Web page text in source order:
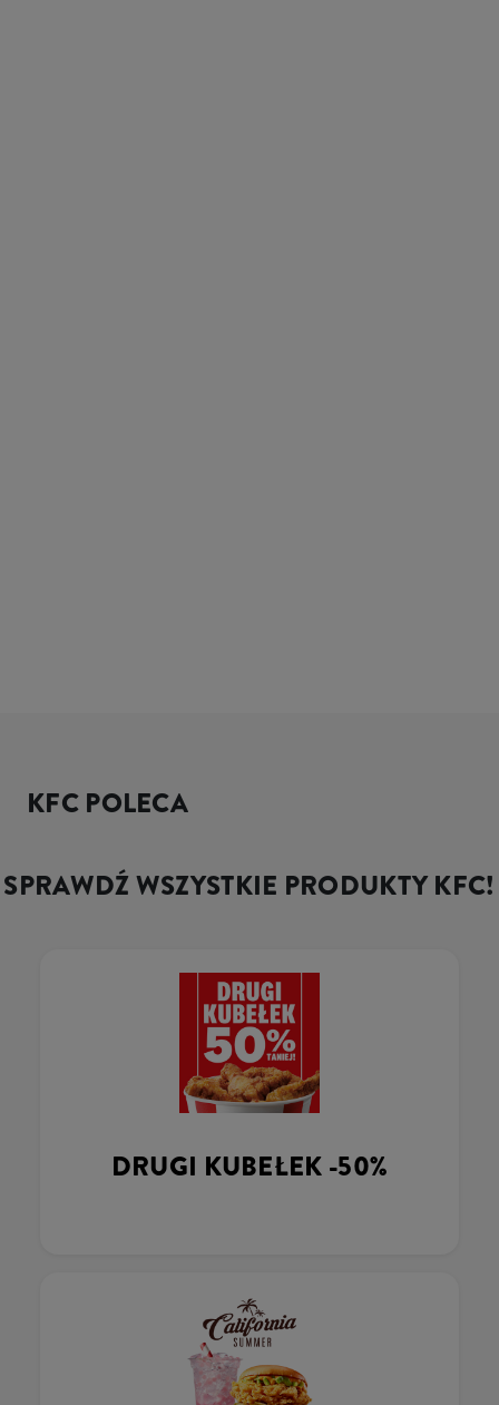
KFC POLECA
SPRAWDŹ WSZYSTKIE PRODUKTY KFC!
DRUGI KUBEŁEK -50%